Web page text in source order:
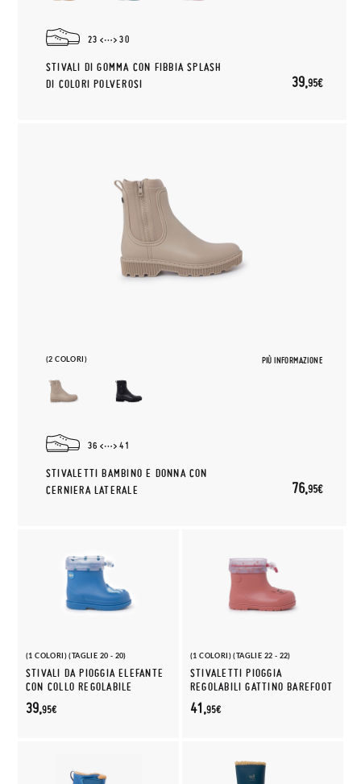
23 30
STIVALI DI GOMMA CON FIBBIA SPLASH
DI COLORI POLVEROSI
39,95€
(2 COLORI) PIÙ INFORMAZIONE
36 41
STIVALETTI BAMBINO E DONNA CON
CERNIERA LATERALE
76,95€
(1 COLORI) (TAGLIE 20 - 20)
STIVALI DA PIOGGIA ELEFANTE
CON COLLO REGOLABILE
39,95€
(1 COLORI) (TAGLIE 22 - 22)
STIVALETTI PIOGGIA
REGOLABILI GATTINO BAREFOOT
41,95€